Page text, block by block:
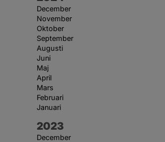
December
November
Oktober
September
Augusti
Juni
Maj
April
Mars
Februari
Januari
År:
2023
December